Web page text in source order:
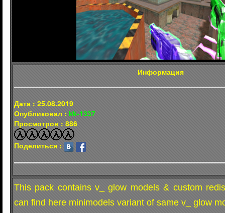
Информация
Дата : 25.08.2019
Опубликовал : kk-1337
Просмотров : 886
Поделиться :
This pack contains v_ glow models & custom
can find here minimodels variant of same v_ glow